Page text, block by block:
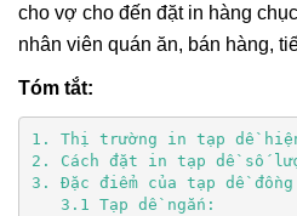
cho vợ cho đến đặt in hàng
nhân viên quán ăn, bán hàng,
Tóm tắt:
1. Thị trường in tạp dề
2. Cách đặt in tạp dề số
3. Đặc điểm của tạp dề đồng
   3.1 Tạp dề ngắn: